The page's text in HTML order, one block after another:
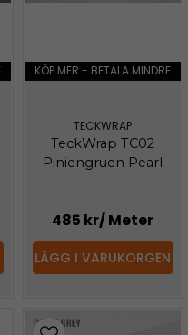
KÖP MER - BETALA MINDRE
TECKWRAP
TeckWrap TC02
Piniengruen Pearl
485 kr/ Meter
LÄGG I VARUKORGEN